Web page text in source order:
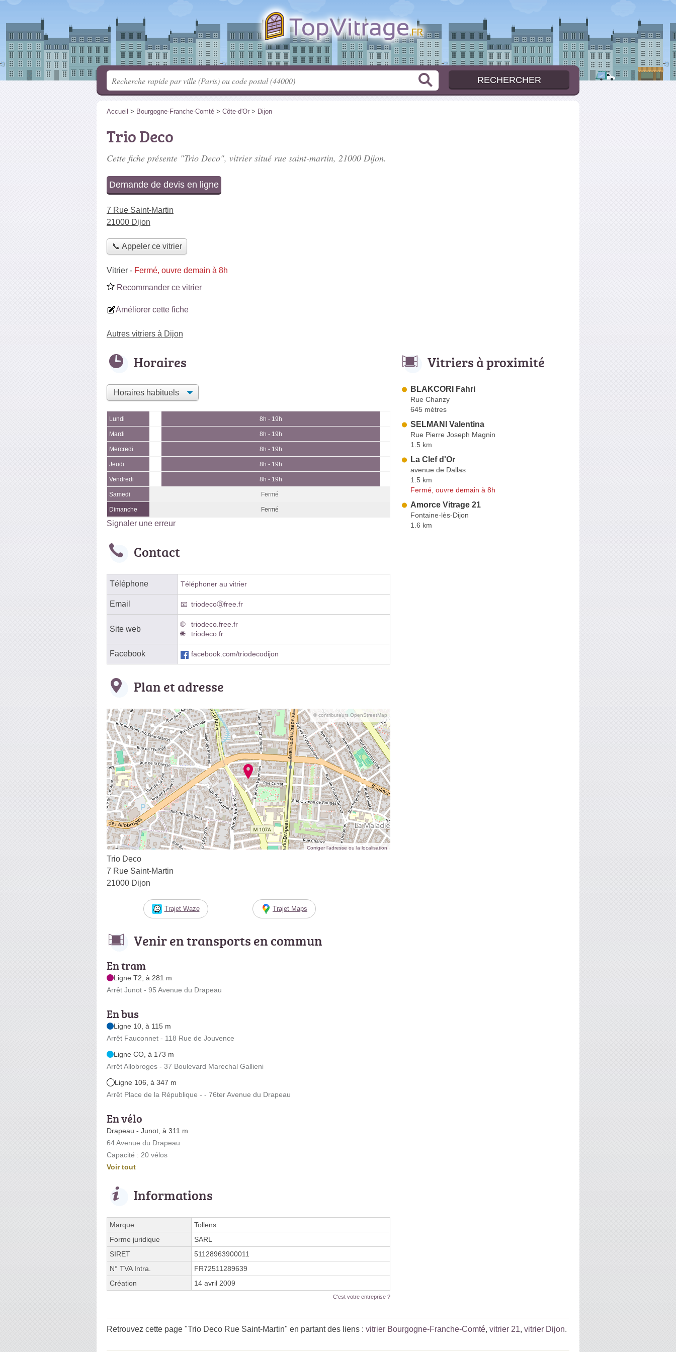
Accueil > Bourgogne-Franche-Comté > Côte-d'Or > Dijon
Trio Deco
Cette fiche présente "Trio Deco", vitrier situé rue saint-martin, 21000 Dijon.
Demande de devis en ligne
7 Rue Saint-Martin
21000 Dijon
📞 Appeler ce vitrier
Vitrier - Fermé, ouvre demain à 8h
Recommander ce vitrier
Améliorer cette fiche
Autres vitriers à Dijon
Horaires
Lundi 8h - 19h
Mardi 8h - 19h
Mercredi 8h - 19h
Jeudi 8h - 19h
Vendredi 8h - 19h
Samedi Fermé
Dimanche Fermé
Signaler une erreur
Contact
Téléphone Téléphoner au vitrier
Email triodecoⓐfree.fr
Site web
triodeco.free.fr
triodeco.fr
Facebook facebook.com/triodecodijon
Plan et adresse
© contributeurs OpenStreetMap
Corriger l’adresse ou la localisation
Trio Deco
7 Rue Saint-Martin
21000 Dijon
Trajet Waze Trajet Maps
Venir en transports en commun
En tram
Ligne T2, à 281 m
Arrêt Junot - 95 Avenue du Drapeau
En bus
Ligne 10, à 115 m
Arrêt Fauconnet - 118 Rue de Jouvence
Ligne CO, à 173 m
Arrêt Allobroges - 37 Boulevard Marechal Gallieni
Ligne 106, à 347 m
Arrêt Place de la République - - 76ter Avenue du Drapeau
En vélo
Drapeau - Junot, à 311 m
64 Avenue du Drapeau
Capacité : 20 vélos
Voir tout
Informations
Marque
Tollens
Forme juridique
SARL
SIRET
51128963900011
N° TVA Intra.
FR72511289639
Création
14 avril 2009
C'est votre entreprise ?
Vitriers à proximité
BLAKCORI Fahri
Rue Chanzy
645 mètres
SELMANI Valentina
Rue Pierre Joseph Magnin
1.5 km
La Clef d'Or
avenue de Dallas
1.5 km
Fermé, ouvre demain à 8h
Amorce Vitrage 21
Fontaine-lès-Dijon
1.6 km
Retrouvez cette page "Trio Deco Rue Saint-Martin" en partant des liens : vitrier Bourgogne-Franche-Comté, vitrier 21, vitrier Dijon.